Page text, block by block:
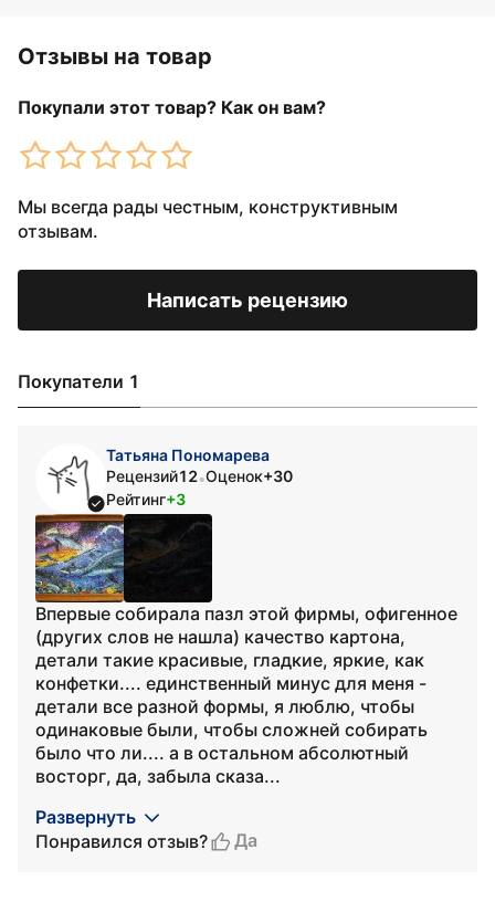
Отзывы на товар
Покупали этот товар? Как он вам?
Мы всегда рады честным, конструктивным
отзывам.
Написать рецензию
Покупатели 1
Татьяна Пономарева
Рецензий12•Оценок+30
Рейтинг+3
Впервые собирала пазл этой фирмы, офигенное
(других слов не нашла) качество картона,
детали такие красивые, гладкие, яркие, как
конфетки.... единственный минус для меня -
детали все разной формы, я люблю, чтобы
одинаковые были, чтобы сложней собирать
было что ли.... а в остальном абсолютный
восторг, да, забыла сказа...
Развернуть
Понравился отзыв?
Да